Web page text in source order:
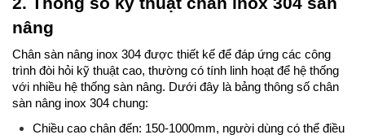
nâng
Chân sàn nâng inox 304 được thiết kế để đáp ứng các công
trình đòi hỏi kỹ thuật cao, thường có tính linh hoạt để hệ thống
với nhiều hệ thống sàn nâng. Dưới đây là bảng thông số chân
sàn nâng inox 304 chung:
Chiều cao chân đến: 150-1000mm, người dùng có thể điều